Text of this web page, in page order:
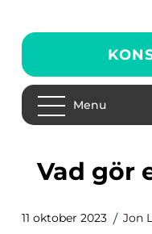
Menu
Vad
11 oktober 2023 Jon